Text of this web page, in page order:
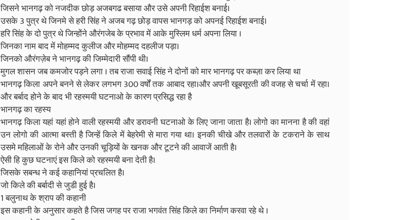
जिसने भानगढ़ को नजदीक छोड़ अजबगढ बसाया और उसे अपनी रिहाईश बनाई।
उसके 3 पुत्र थे जिनमे से हरी सिंह ने अजब गढ़ छोड़ वापस भानगड़ को अपनई रिहाईश बनाई।
हरि सिंह के दो पुत्र थे जिन्होंने औरंगजेब के प्रभाव में आके मुस्लिम धर्म अपना लिया ।
जिनका नाम बाद में मोहम्मद कुलीज और मोहम्मद दहलीज पड़ा।
जिनको औरंगज़ेब ने भानगढ़ की जिम्मेदारी सौंपी थी।
मुगल शासन जब कमजोर पड़ने लगा । तब राजा सवाई सिंह ने दोनों को मार भानगढ़ पर कब्ज़ा कर लिया था
भानगढ़ किला अपने बनने से लेकर लगभग 300 वर्षों तक आबाद रहा।और अपनी खूबसूरती की वजह से चर्चा में रहा।
और बर्बाद होने के बाद भी रहस्मयी घटनाओ के कारण प्रसिद्ध रहा है
भानगढ़ का रहस्य
भानगढ़ किला यहां यहां होने वाली रहस्मयी और डरावनी घटनाओ के लिए जाना जाता है। लोगो का मानना है की वहां
उन लोगो की आत्मा बस्ती है जिन्हें किले में बेहरेमी से मारा गया था। इनकी चीखे और तलवारों के टकराने के साथ
उसमे महिलाओं के रोने और उनकी चूड़ियों के खनक और टूटने की आवाजें आती है।
ऐसी हि कुछ घटनाएं इस किले को रहस्मयी बना देती है।
जिसके सबन्ध ने कई कहानियां प्रचलित है।
जो किले की बर्बादी से जुडी हुई है।
1 बलुनाथ के श्राप की कहानी
इस कहानी के अनुसार कहते है जिस जगह पर राजा भगवंत सिंह किले का निर्माण करवा रहे थे ।